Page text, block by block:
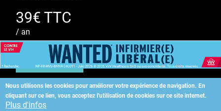
Nous utilisons les cookies pour améliorer votre expérience de navigation. En
cliquant sur ce lien, vous acceptez l'utilisation de cookies sur ce site internet.
Plus d'infos
39€ TTC
/ an
S'ABONNER
Copyright©2026 ALLIEDHEALTH